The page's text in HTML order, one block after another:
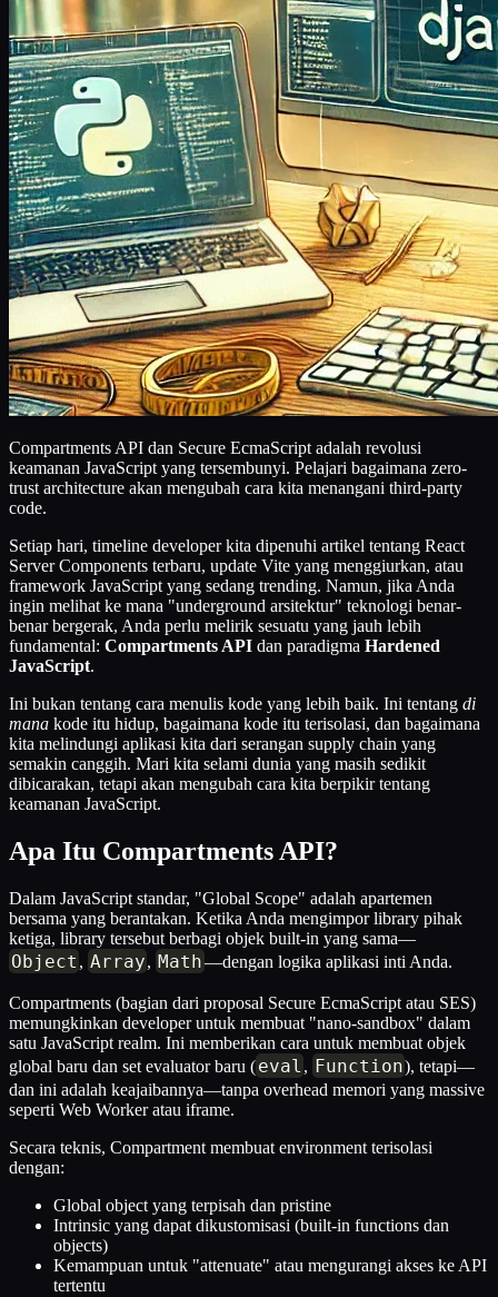
Compartments API dan Secure EcmaScript adalah revolusi
keamanan JavaScript yang tersembunyi. Pelajari bagaimana zero-
trust architecture akan mengubah cara kita menangani third-party
code.
Setiap hari, timeline developer kita dipenuhi artikel tentang React
Server Components terbaru, update Vite yang menggiurkan, atau
framework JavaScript yang sedang trending. Namun, jika Anda
ingin melihat ke mana "underground arsitektur" teknologi benar-
benar bergerak, Anda perlu melirik sesuatu yang jauh lebih
fundamental: Compartments API dan paradigma Hardened
JavaScript.
Ini bukan tentang cara menulis kode yang lebih baik. Ini tentang di
mana kode itu hidup, bagaimana kode itu terisolasi, dan bagaimana
kita melindungi aplikasi kita dari serangan supply chain yang
semakin canggih. Mari kita selami dunia yang masih sedikit
dibicarakan, tetapi akan mengubah cara kita berpikir tentang
keamanan JavaScript.
Apa Itu Compartments API?
Dalam JavaScript standar, "Global Scope" adalah apartemen
bersama yang berantakan. Ketika Anda mengimpor library pihak
ketiga, library tersebut berbagi objek built-in yang sama—
Object , Array, Math—dengan logika aplikasi inti Anda.
Compartments (bagian dari proposal Secure EcmaScript atau SES)
memungkinkan developer untuk membuat "nano-sandbox" dalam
satu JavaScript realm. Ini memberikan cara untuk membuat objek
global baru dan set evaluator baru (eval , Function), tetapi—
dan ini adalah keajaibannya—tanpa overhead memori yang massive
seperti Web Worker atau iframe.
Secara teknis, Compartment membuat environment terisolasi
dengan:
Global object yang terpisah dan pristine
Intrinsic yang dapat dikustomisasi (built-in functions dan
objects)
Kemampuan untuk "attenuate" atau mengurangi akses ke API
tertentu